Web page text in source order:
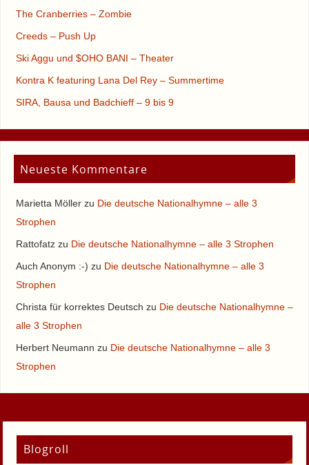
The Cranberries – Zombie
Creeds – Push Up
Ski Aggu und $OHO BANI – Theater
Kontra K featuring Lana Del Rey – Summertime
SIRA, Bausa und Badchieff – 9 bis 9
Neueste Kommentare
Marietta Möllerzu Die deutsche Nationalhymne – alle 3
Strophen
Rattofatzzu Die deutsche Nationalhymne – alle 3 Strophen
Auch Anonym :-) zu Die deutsche Nationalhymne – alle 3
Strophen
Christa für korrektes Deutsch zu Die deutsche Nationalhymne –
alle 3 Strophen
Herbert Neumann zu Die deutsche Nationalhymne – alle 3
Strophen
Blogroll